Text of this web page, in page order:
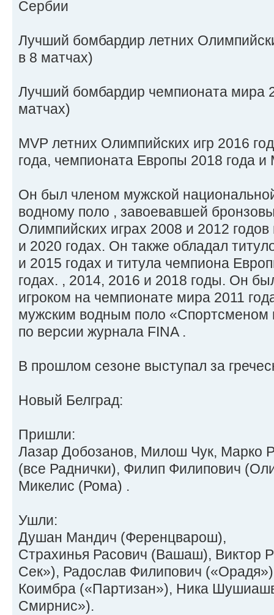
Сербии
Лучший бомбардир летних
в 8 матчах)
Лучший бомбардир чемпионата мира
матчах)
MVP летних Олимпийских игр 2016
года, чемпионата Европы 2018 года и
Он был членом мужской
водному поло , завоевавшей
Олимпийских играх 2008 и 2012
и 2020 годах. Он также обладал
и 2015 годах и титула чемпиона
годах. , 2014, 2016 и 2018 годы. Он
игроком на чемпионате мира 2011
мужским водным поло «Спортсменом
по версии журнала FINA .
В прошлом сезоне выступал за
Новый Белград:
Пришли:
Лазар Добозанов, Милош Чук, Марко
(все Раднички), Филип Филипович
Микелис (Рома) .
Ушли:
Душан Мандич (Ференцварош),
Страхинья Расович (Вашаш), Виктор
Сек»), Радослав Филипович
Коимбра («Партизан»), Ника
Смирнис»).